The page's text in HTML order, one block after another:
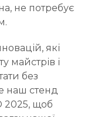
не потребує
які
майстрів і
без
наш стенд
2025, щоб